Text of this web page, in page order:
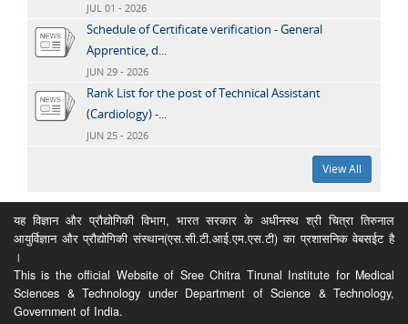
JUL 01 - 2026
Schedule of Certificate verification - General
Apprentice, d...
JUN 29 - 2026
Rank List for the post of Technical Assistant
(Cardiology) -...
JUN 25 - 2026
View All
यह विज्ञान और प्रौद्योगिकी विभाग, भारत सरकार के अधीनस्थ श्री चित्रा तिरुनाल
आयुर्विज्ञान और प्रौद्योगिकी संस्थान(एस.सी.टी.आई.एम.एस.टी) का प्रशासनिक वेबसईट है
।
This is the official Website of Sree Chitra Tirunal Institute for Medical
Sciences & Technology under Department of Science & Technology,
Government of India.